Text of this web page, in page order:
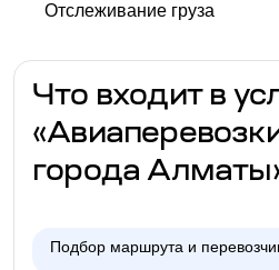
Отслеживание груза
Что входит в
города
Подбор маршрута и